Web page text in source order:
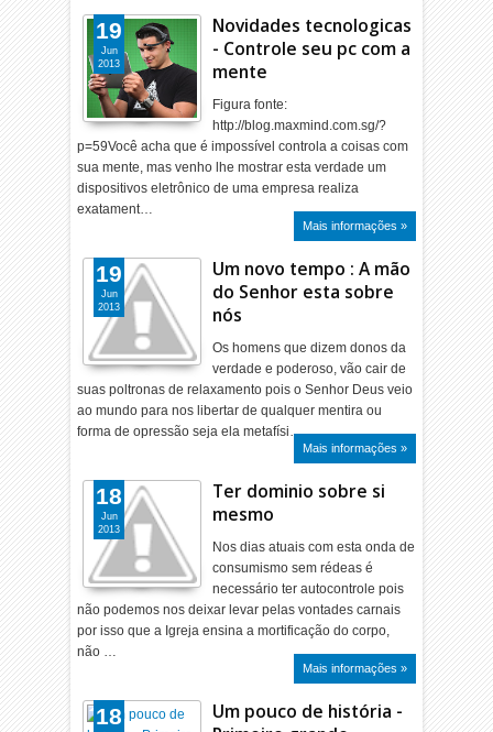
Novidades tecnologicas
- Controle seu pc com a
mente
Figura fonte:
http://blog.maxmind.com.sg/?
p=59Você acha que é impossível controla a coisas com
sua mente, mas venho lhe mostrar esta verdade um
dispositivos eletrônico de uma empresa realiza
exatament…
Mais informações »
19
Jun
2013
Um novo tempo : A mão
do Senhor esta sobre
nós
Os homens que dizem donos da
verdade e poderoso, vão cair de
suas poltronas de relaxamento pois o Senhor Deus veio
ao mundo para nos libertar de qualquer mentira ou
forma de opressão seja ela metafísi…
Mais informações »
19
Jun
2013
Ter dominio sobre si
mesmo
Nos dias atuais com esta onda de
consumismo sem rédeas é
necessário ter autocontrole pois
não podemos nos deixar levar pelas vontades carnais
por isso que a Igreja ensina a mortificação do corpo,
não …
Mais informações »
18
Jun
2013
Um pouco de história -
18